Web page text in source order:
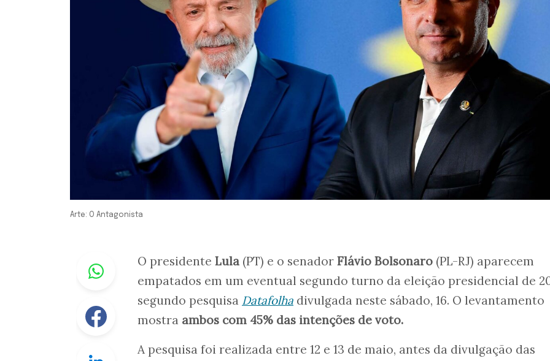
Arte: O Antagonista
Whastapp
Facebook
Linkedin
O presidente Lula (PT) e o senador Flávio Bolsonaro (PL-RJ) aparecem
empatados em um eventual segundo turno da eleição presidencial de
segundo pesquisa Datafolha divulgada neste sábado, 16. O levantamento
mostra ambos com 45% das intenções de voto.
A pesquisa foi realizada entre 12 e 13 de maio, antes da divulgação das